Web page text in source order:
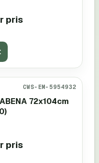
pris
CWS-EM-5954932
72x104cm
pris